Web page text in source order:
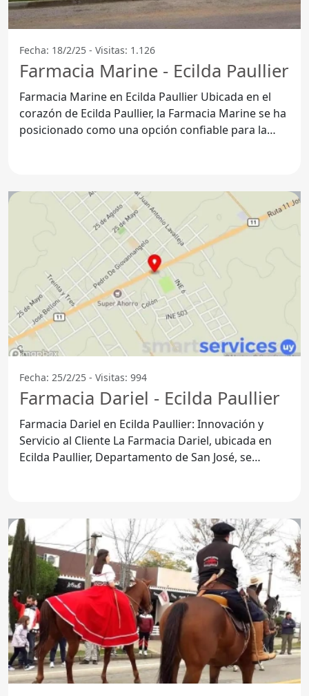
Fecha: 18/2/25 - Visitas: 1.126
Farmacia Marine - Ecilda Paullier
Farmacia Marine en Ecilda Paullier Ubicada en el
corazón de Ecilda Paullier, la Farmacia Marine se ha
posicionado como una opción confiable para la
Fecha: 25/2/25 - Visitas: 994
Farmacia Dariel - Ecilda Paullier
Farmacia Dariel en Ecilda Paullier: Innovación y
Servicio al Cliente La Farmacia Dariel, ubicada en
Ecilda Paullier, Departamento de San José, se